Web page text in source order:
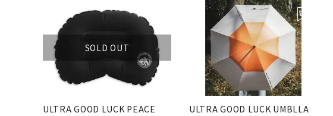
SOLD OUT
ULTRA GOOD LUCK PEACE
ULTRA GOOD LUCK UMBLLA